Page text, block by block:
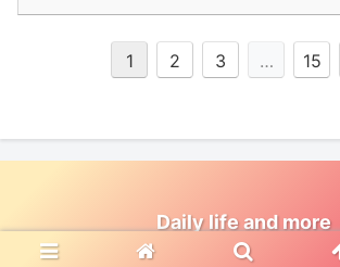
1 2 3 … 15
Daily life and more
© 2023 Daily life and more.